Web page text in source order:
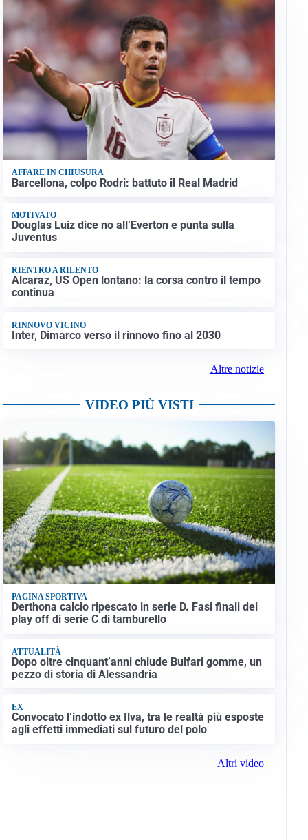
AFFARE IN CHIUSURA
Barcellona, colpo Rodri: battuto il Real Madrid
MOTIVATO
Douglas Luiz dice no all’Everton e punta sulla
Juventus
RIENTRO A RILENTO
Alcaraz, US Open lontano: la corsa contro il tempo
continua
RINNOVO VICINO
Inter, Dimarco verso il rinnovo fino al 2030
Altre notizie
VIDEO PIÙ VISTI
PAGINA SPORTIVA
Derthona calcio ripescato in serie D. Fasi finali dei
play off di serie C di tamburello
ATTUALITÀ
Dopo oltre cinquant’anni chiude Bulfari gomme, un
pezzo di storia di Alessandria
EX
Convocato l’indotto ex Ilva, tra le realtà più esposte
agli effetti immediati sul futuro del polo
Altri video